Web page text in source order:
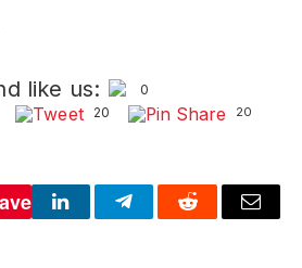
like us:
0
20 20
LinkedInTelegramReddit Email